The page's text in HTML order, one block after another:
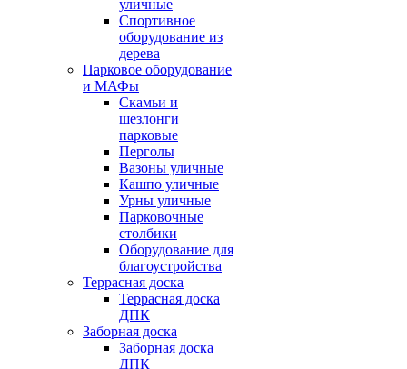
уличные
Спортивное
оборудование из
дерева
Парковое оборудование
и МАФы
Скамьи и
шезлонги
парковые
Перголы
Вазоны уличные
Кашпо уличные
Урны уличные
Парковочные
столбики
Оборудование для
благоустройства
Террасная доска
Террасная доска
ДПК
Заборная доска
Заборная доска
ДПК